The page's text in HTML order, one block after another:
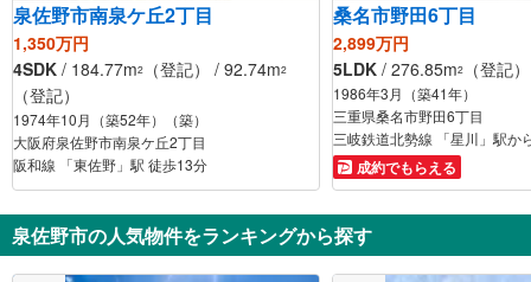
泉佐野市南泉ケ丘2丁目
1,350万円
4SDK / 184.77m2 （登記） / 92.74m2
（登記）
1974年10月（築52年）（築）
大阪府泉佐野市南泉ケ丘2丁目
阪和線 「東佐野」駅 徒歩13分
桑名市野田6丁目
2,899万円
5LDK / 276.85m2 （登記
1986年3月（築41年）
三重県桑名市野田6丁目
成約でもらえる
泉佐野市の人気物件をランキングから探す